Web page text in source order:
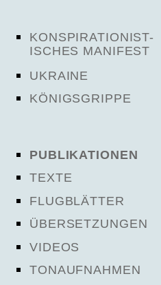
KONSPIRATIONIST-
ISCHES MANIFEST
UKRAINE
KÖNIGSGRIPPE
PUBLIKATIONEN
TEXTE
FLUGBLÄTTER
ÜBERSETZUNGEN
VIDEOS
TONAUFNAHMEN